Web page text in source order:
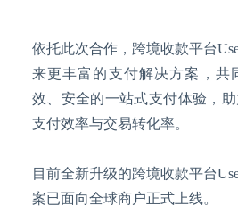
依托此次合作，跨境收款平台
来更丰富的支付解决方案，共
效、安全的一站式支付体验，
支付效率与交易转化率。
目前全新升级的跨境收款平台
案已面向全球商户正式上线。